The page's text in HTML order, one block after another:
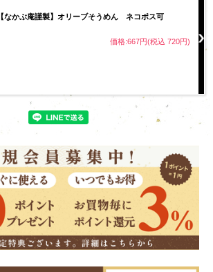
【なかぶ庵謹製】オリーブそうめん ネコポス可
価格:667円(税込 720円)